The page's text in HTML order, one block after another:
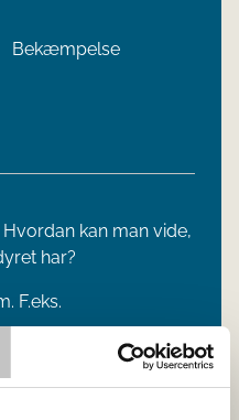
Bekæmpelse
kan man vide,
har?
F.eks.